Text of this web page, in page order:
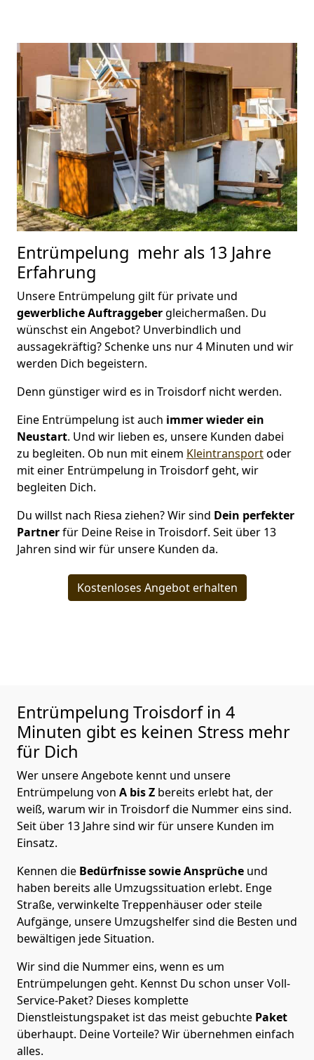
Entrümpelung mehr als 13 Jahre
Erfahrung
Unsere Entrümpelung gilt für private und
gewerbliche Auftraggebergleichermaßen. Du
wünschst ein Angebot? Unverbindlich und
aussagekräftig? Schenke uns nur 4 Minuten und wir
werden Dich begeistern.
Denn günstiger wird es in Troisdorf nicht werden.
Eine Entrümpelung ist auch immer wieder ein
Neustart. Und wir lieben es, unsere Kunden dabei
zu begleiten. Ob nun mit einem Kleintransportoder
mit einer Entrümpelung in Troisdorf geht, wir
begleiten Dich.
Du willst nach Riesa ziehen? Wir sind Dein perfekter
Partnerfür Deine Reise in Troisdorf. Seit über 13
Jahren sind wir für unsere Kunden da.
Kostenloses Angebot erhalten
Entrümpelung Troisdorf in 4
Minuten gibt es keinen Stress mehr
für Dich
Wer unsere Angebote kennt und unsere
Entrümpelung von A bis Z bereits erlebt hat, der
weiß, warum wir in Troisdorf die Nummer eins sind.
Seit über 13 Jahre sind wir für unsere Kunden im
Einsatz.
Kennen die Bedürfnisse sowie Ansprüche und
haben bereits alle Umzugssituation erlebt. Enge
Straße, verwinkelte Treppenhäuser oder steile
Aufgänge, unsere Umzugshelfer sind die Besten und
bewältigen jede Situation.
Wir sind die Nummer eins, wenn es um
Entrümpelungen geht. Kennst Du schon unser Voll-
Service-Paket? Dieses komplette
Dienstleistungspaket ist das meist gebuchte Paket
überhaupt. Deine Vorteile? Wir übernehmen einfach
alles.